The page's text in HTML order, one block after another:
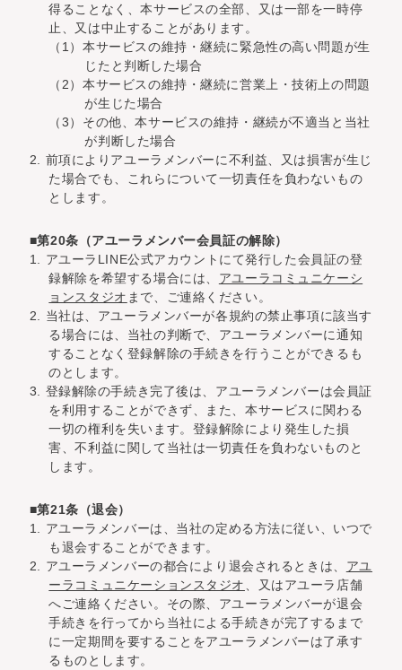
得ることなく、本サービスの全部、又は一部を一時停
止、又は中止することがあります。
（1）本サービスの維持・継続に緊急性の高い問題が生
じたと判断した場合
（2）本サービスの維持・継続に営業上・技術上の問題
が生じた場合
（3）その他、本サービスの維持・継続が不適当と当社
が判断した場合
2. 前項によりアユーラメンバーに不利益、又は損害が生じ
た場合でも、これらについて一切責任を負わないもの
とします。
■第20条（アユーラメンバー会員証の解除）
1. アユーラLINE公式アカウントにて発行した会員証の登
録解除を希望する場合には、 アユーラコミュニケーシ
ョンスタジオ まで、ご連絡ください。
2. 当社は、アユーラメンバーが各規約の禁止事項に該当す
る場合には、当社の判断で、アユーラメンバーに通知
することなく登録解除の手続きを行うことができるも
のとします。
3. 登録解除の手続き完了後は、アユーラメンバーは会員証
を利用することができず、また、本サービスに関わる
一切の権利を失います。登録解除により発生した損
害、不利益に関して当社は一切責任を負わないものと
します。
■第21条（退会）
1. アユーラメンバーは、当社の定める方法に従い、いつで
も退会することができます。
2. アユーラメンバーの都合により退会されるときは、 アユ
ーラコミュニケーションスタジオ
、又はアユーラ店舗
へご連絡ください。その際、アユーラメンバーが退会
手続きを行ってから当社による手続きが完了するまで
に一定期間を要することをアユーラメンバーは了承す
るものとします。